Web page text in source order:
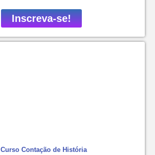
Inscreva-se!
Curso Contação de História